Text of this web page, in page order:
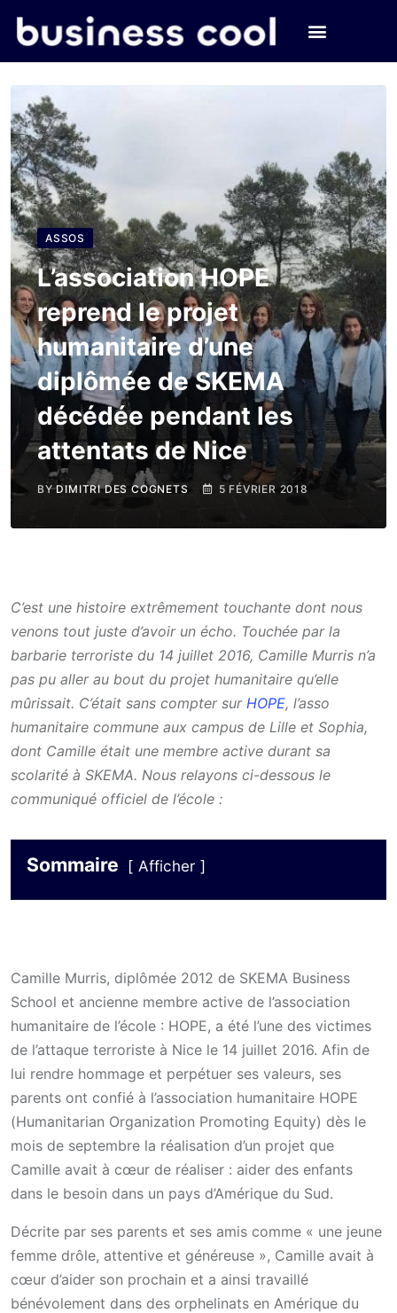
ASSOS
L’association HOPE
reprend le projet
humanitaire d’une
diplômée de SKEMA
décédée pendant les
attentats de Nice
BYDIMITRI DES COGNETS 5 FÉVRIER 2018
C’est une histoire extrêmement touchante dont nous
venons tout juste d’avoir un écho. Touchée par la
barbarie terroriste du 14 juillet 2016, Camille Murris n’a
pas pu aller au bout du projet humanitaire qu’elle
mûrissait. C’était sans compter sur HOPE, l’asso
humanitaire commune aux campus de Lille et Sophia,
dont Camille était une membre active durant sa
scolarité à SKEMA. Nous relayons ci-dessous le
communiqué officiel de l’école :
Sommaire Afficher
Camille Murris, diplômée 2012 de SKEMA Business
School et ancienne membre active de l’association
humanitaire de l’école : HOPE, a été l’une des victimes
de l’attaque terroriste à Nice le 14 juillet 2016. Afin de
lui rendre hommage et perpétuer ses valeurs, ses
parents ont confié à l’association humanitaire HOPE
(Humanitarian Organization Promoting Equity) dès le
mois de septembre la réalisation d’un projet que
Camille avait à cœur de réaliser : aider des enfants
dans le besoin dans un pays d’Amérique du Sud.
Décrite par ses parents et ses amis comme « une jeune
femme drôle, attentive et généreuse », Camille avait à
cœur d’aider son prochain et a ainsi travaillé
bénévolement dans des orphelinats en Amérique du